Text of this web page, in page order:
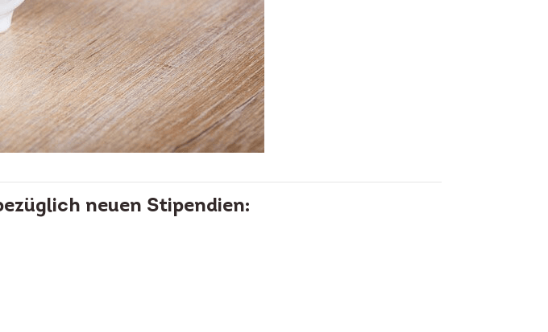
neuen Stipendien: